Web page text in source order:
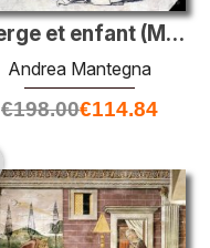
Vierge et enfant (Madonna de l'humilité)
Andrea Mantegna
€198.00€114.84